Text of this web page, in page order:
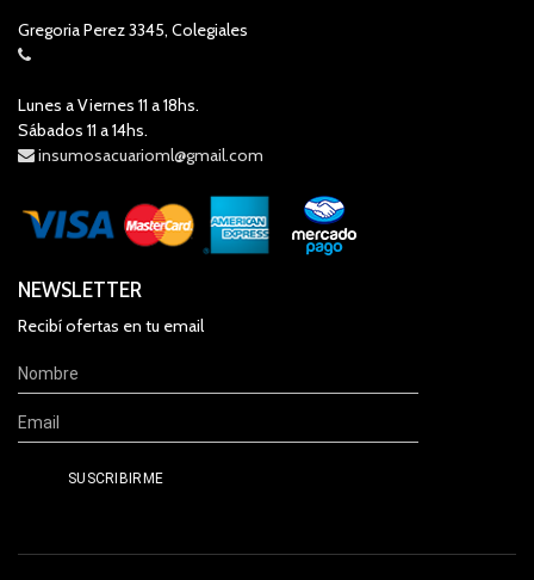
Gregoria Perez 3345, Colegiales
Lunes a Viernes 11 a 18hs.
Sábados 11 a 14hs.
insumosacuarioml@gmail.com
NEWSLETTER
Recibí ofertas en tu email